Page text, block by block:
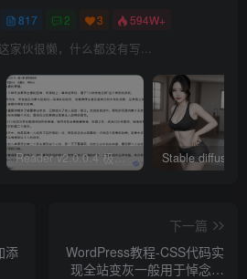
817 2 3 594W+
这家伙很懒，什么都没有写...
Reader v2.0.0.4 极简小说阅读器支持导入在线及离线书源
添
下一篇
WordPress教程-CSS代码实
现全站变灰一般用于悼念缅